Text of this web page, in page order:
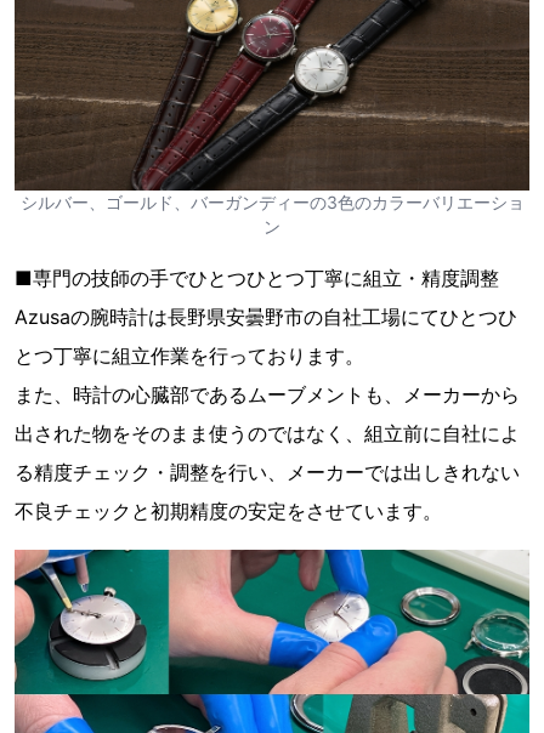
シルバー、ゴールド、バーガンディーの3色のカラーバリエーショ
ン
■専門の技師の手でひとつひとつ丁寧に組立・精度調整
Azusaの腕時計は長野県安曇野市の自社工場にてひとつひ
とつ丁寧に組立作業を行っております。
また、時計の心臓部であるムーブメントも、メーカーから
出された物をそのまま使うのではなく、組立前に自社によ
る精度チェック・調整を行い、メーカーでは出しきれない
不良チェックと初期精度の安定をさせています。